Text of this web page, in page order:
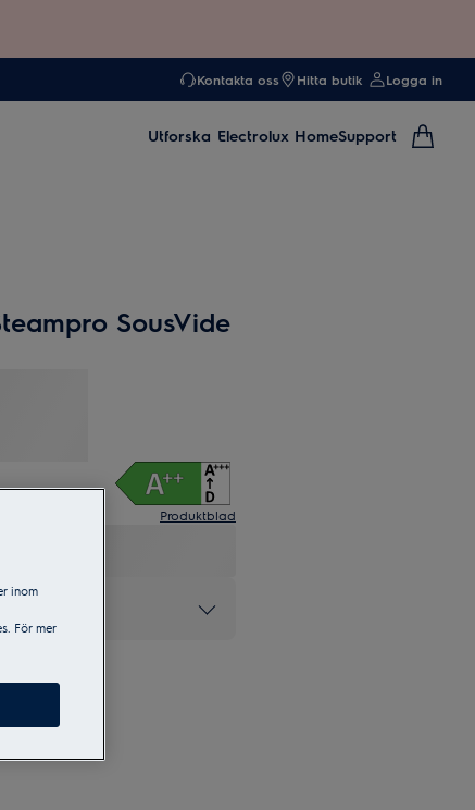
Kontakta oss Hitta butik Logga in
Utforska Electrolux HomeSupport
SousVide
Produktblad
ugnar*
inom
För mer